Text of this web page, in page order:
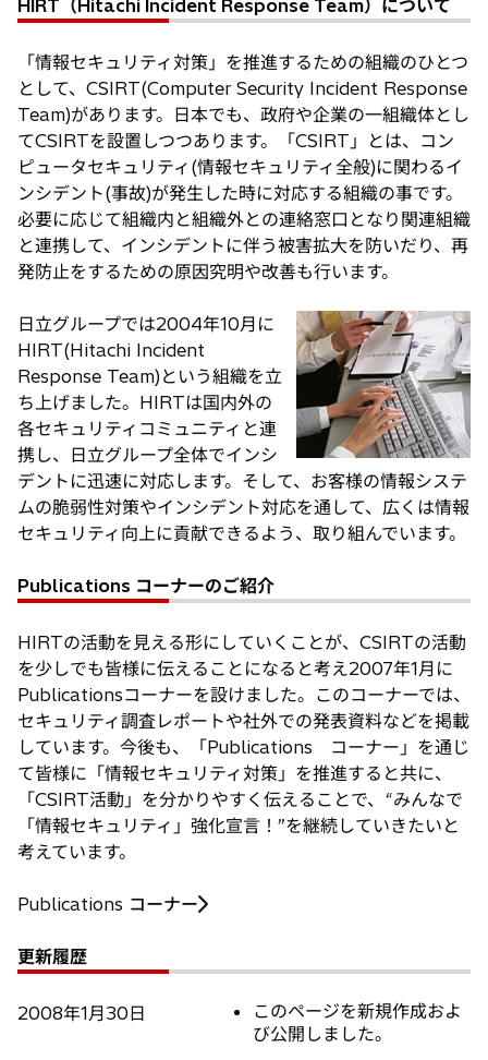
HIRT（Hitachi Incident Response Team）について
「情報セキュリティ対策」を推進するための組織のひとつ
として、CSIRT(Computer Security Incident Response
Team)があります。日本でも、政府や企業の一組織体とし
てCSIRTを設置しつつあります。「CSIRT」とは、コン
ピュータセキュリティ(情報セキュリティ全般)に関わるイ
ンシデント(事故)が発生した時に対応する組織の事です。
必要に応じて組織内と組織外との連絡窓口となり関連組織
と連携して、インシデントに伴う被害拡大を防いだり、再
発防止をするための原因究明や改善も行います。
日立グループでは2004年10月に
HIRT(Hitachi Incident
Response Team)という組織を立
ち上げました。HIRTは国内外の
各セキュリティコミュニティと連
携し、日立グループ全体でインシ
デントに迅速に対応します。そして、お客様の情報システ
ムの脆弱性対策やインシデント対応を通して、広くは情報
セキュリティ向上に貢献できるよう、取り組んでいます。
Publications コーナーのご紹介
HIRTの活動を見える形にしていくことが、CSIRTの活動
を少しでも皆様に伝えることになると考え2007年1月に
Publicationsコーナーを設けました。このコーナーでは、
セキュリティ調査レポートや社外での発表資料などを掲載
しています。今後も、「Publications コーナー」を通じ
て皆様に「情報セキュリティ対策」を推進すると共に、
「CSIRT活動」を分かりやすく伝えることで、“みんなで
「情報セキュリティ」強化宣言！”を継続していきたいと
考えています。
Publications コーナー
更新履歴
2008年1月30日
このページを新規作成およ
び公開しました。